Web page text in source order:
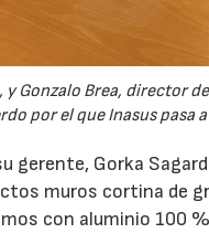
Gonzalo Brea, director
por el que Inasus pasa
gerente, Gorka
muros cortina de
con aluminio 100